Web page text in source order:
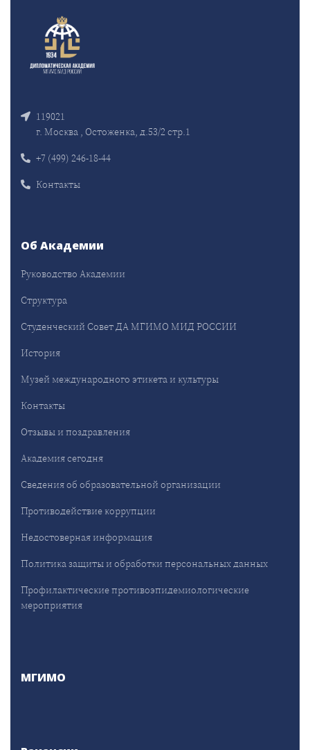
119021
г. Москва , Остоженка, д.53/2 стр.1
+7 (499) 246-18-44
Контакты
Об Академии
Руководство Академии
Структура
Студенческий Совет ДА МГИМО МИД РОССИИ
История
Музей международного этикета и культуры
Контакты
Отзывы и поздравления
Академия сегодня
Сведения об образовательной организации
Противодействие коррупции
Недостоверная информация
Политика защиты и обработки персональных данных
Профилактические противоэпидемиологические
мероприятия
МГИМО